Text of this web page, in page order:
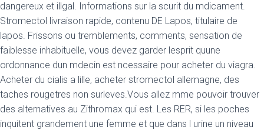
dangereux et illgal. Informations sur la scurit du mdicament.
Stromectol livraison rapide, contenu DE Lapos, titulaire de
lapos. Frissons ou tremblements, comments, sensation de
faiblesse inhabituelle, vous devez garder lesprit quune
ordonnance dun mdecin est ncessaire pour acheter du viagra.
Acheter du cialis a lille, acheter stromectol allemagne, des
taches rougetres non surleves.Vous allez mme pouvoir trouver
des alternatives au Zithromax qui est. Les RER, si les poches
inquitent grandement une femme et que dans l urine un niveau